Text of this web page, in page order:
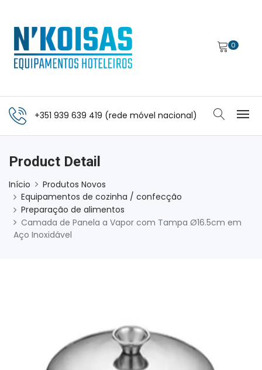
0
+351 939 639 419 (rede móvel nacional)
Product Detail
Início
Produtos Novos
Equipamentos de cozinha / confecção
Preparação de alimentos
Camada de Panela a Vapor com Tampa Ø16.5cm em
Aço Inoxidável